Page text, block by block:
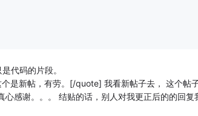
代码的片段。
新帖，有劳。[/quote] 我看新帖子去， 这个帖
感谢。。。 结贴的话，别人对我更正后的的回复